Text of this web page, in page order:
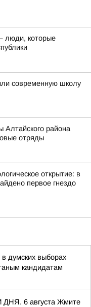
люди, которые
современную школу
Алтайского района
отряды
открытие: в
первое гнездо
думских выборах
кандидатам
6 августа Жмите